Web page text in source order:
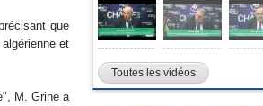
que
et
M. Grine a
Toutes les vidéos